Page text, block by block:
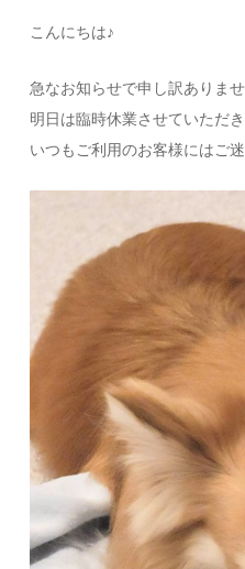
こんにちは♪
急なお知らせで申し訳ありま
明日は臨時休業させていただき
いつもご利用のお客様にはご